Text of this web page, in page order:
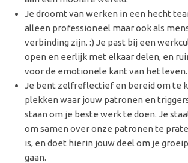
Je droomt van werken in een hecht
alleen professioneel maar ook als
verbinding zijn. :) Je past bij een
open en eerlijk met elkaar delen, en
voor de emotionele kant van het leven.
Je bent zelfreflectief en bereid om te
plekken waar jouw patronen en
staan om je beste werk te doen. Je
om samen over onze patronen te
is, en doet hierin jouw deel om je
gaan.